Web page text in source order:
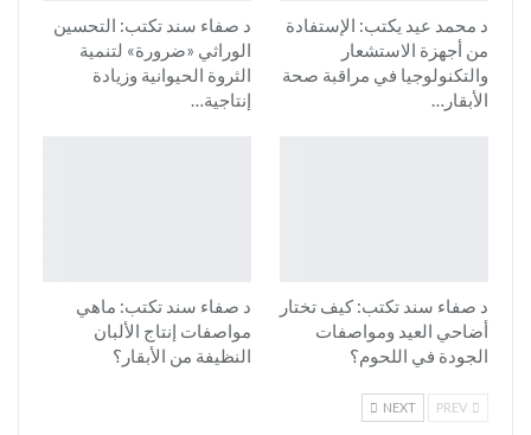
د محمد عيد يكتب: الإستفادة
من أجهزة الاستشعار
والتكنولوجيا في مراقبة صحة
الأبقار…
د صفاء سند تكتب: التحسين
الوراثي «ضرورة» لتنمية
الثروة الحيوانية وزيادة
إنتاجية…
د صفاء سند تكتب: كيف تختار
أضاحي العيد ومواصفات
الجودة في اللحوم؟
د صفاء سند تكتب: ماهي
مواصفات إنتاج الألبان
النظيفة من الأبقار؟
NEXT